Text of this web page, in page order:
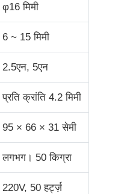
φ16 मिमी
6 ~ 15 मिमी
2.5एन, 5एन
प्रति क्रांति 4.2 मिमी
95 × 66 × 31 सेमी
लगभग। 50 किग्रा
220V, 50 हर्ट्ज़